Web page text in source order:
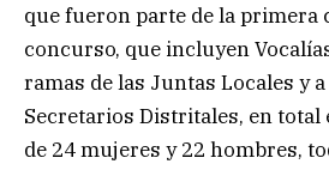
que fueron parte de la primera
concurso, que incluyen
ramas de las Juntas Locales y
Secretarios Distritales, en total
de 24 mujeres y 22 hombres,